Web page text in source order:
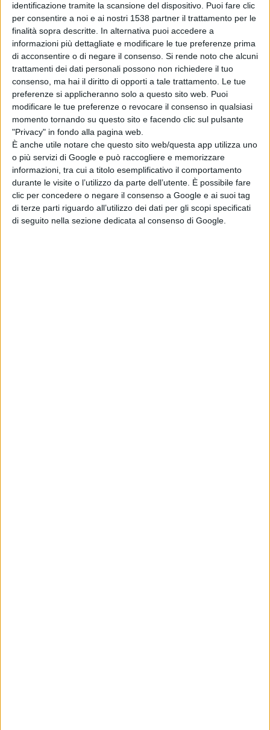
identificazione tramite la scansione del dispositivo. Puoi fare clic
per consentire a noi e ai nostri 1538 partner il trattamento per le
finalità sopra descritte. In alternativa puoi accedere a
informazioni più dettagliate e modificare le tue preferenze prima
di acconsentire o di negare il consenso. Si rende noto che alcuni
trattamenti dei dati personali possono non richiedere il tuo
consenso, ma hai il diritto di opporti a tale trattamento. Le tue
preferenze si applicheranno solo a questo sito web. Puoi
modificare le tue preferenze o revocare il consenso in qualsiasi
momento tornando su questo sito e facendo clic sul pulsante
"Privacy" in fondo alla pagina web.
È anche utile notare che questo sito web/questa app utilizza uno
o più servizi di Google e può raccogliere e memorizzare
informazioni, tra cui a titolo esemplificativo il comportamento
durante le visite o l’utilizzo da parte dell’utente. È possibile fare
clic per concedere o negare il consenso a Google e ai suoi tag
di terze parti riguardo all’utilizzo dei dati per gli scopi specificati
di seguito nella sezione dedicata al consenso di Google.
"Grazie Mancio". A tre anni dalla vergogna mondiale, di
nuovo tra i primi d'Europa. Battuta la Bosnia 2-0, gol di
Belotti e Berardi. A ottobre sarà Final Four.
Roma modello Benfica. Scelta a sorpresa di Friedkin, il
portoghese Pinto nuovo DG
La lega vota sull'ingresso di fondi.